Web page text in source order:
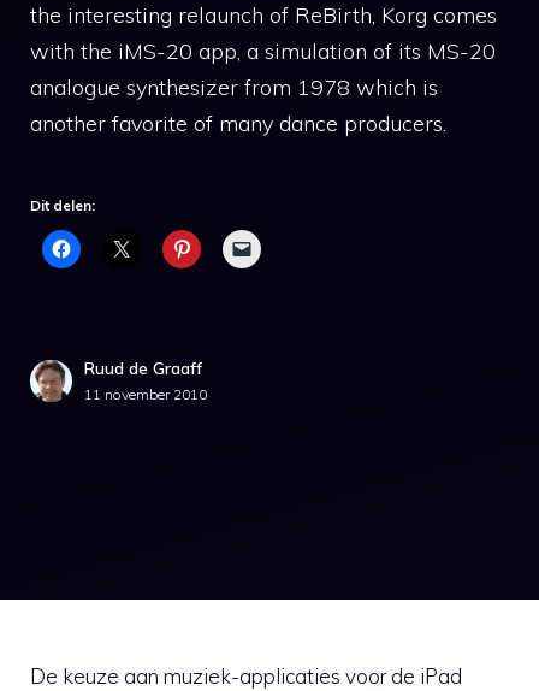
the interesting relaunch of ReBirth, Korg comes
with the iMS-20 app, a simulation of its MS-20
analogue synthesizer from 1978 which is
another favorite of many dance producers.
Dit delen:
Ruud de Graaff
11 november 2010
De keuze aan muziek-applicaties voor de iPad